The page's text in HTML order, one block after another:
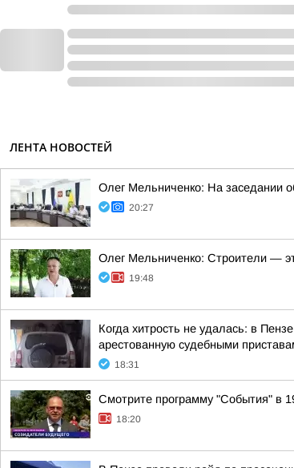
ЛЕНТА НОВОСТЕЙ
Олег Мельниченко: На заседании
20:27
Олег Мельниченко: Строители —
19:48
Когда хитрость не удалась: в
арестованную судебными
18:31
Смотрите программу "События" в
18:20